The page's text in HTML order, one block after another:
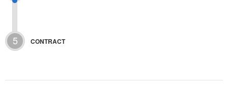
5 CONTRACT